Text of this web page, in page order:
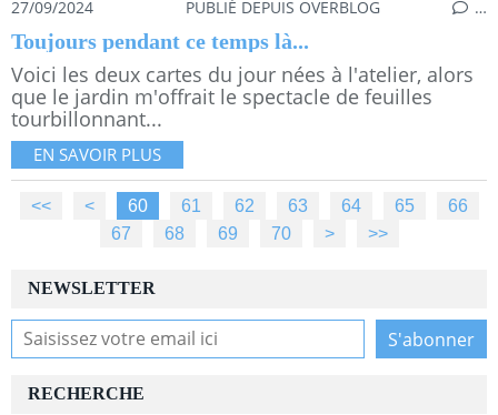
27/09/2024 PUBLIÉ DEPUIS OVERBLOG …
Toujours pendant ce temps là...
Voici les deux cartes du jour nées à l'atelier, alors
que le jardin m'offrait le spectacle de feuilles
tourbillonnant...
EN SAVOIR PLUS
<< < 10
20
30
40
50
60 61 62 63 64 65
66
67
68 69 70 80
90
100
200
300
400
500
> >>
NEWSLETTER
RECHERCHE